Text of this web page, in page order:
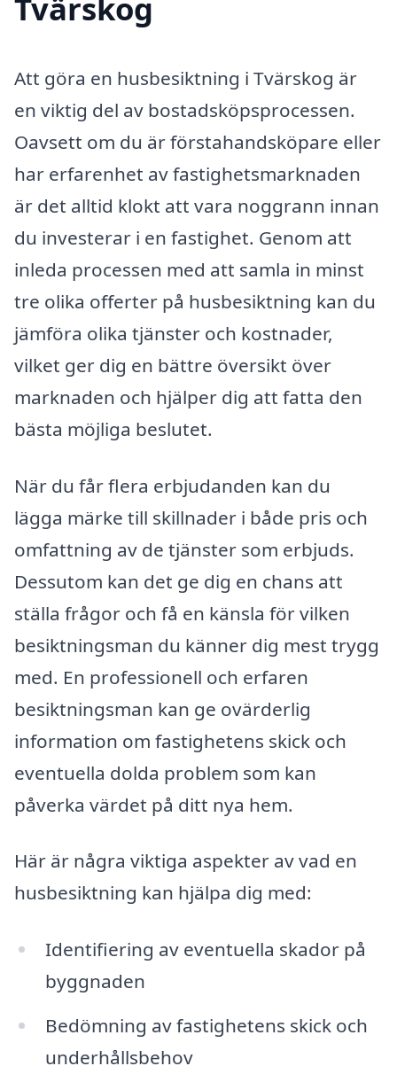
Tvärskog
Att göra en husbesiktning i Tvärskog är
en viktig del av bostadsköpsprocessen.
Oavsett om du är förstahandsköpare eller
har erfarenhet av fastighetsmarknaden
är det alltid klokt att vara noggrann innan
du investerar i en fastighet. Genom att
inleda processen med att samla in minst
tre olika offerter på husbesiktning kan du
jämföra olika tjänster och kostnader,
vilket ger dig en bättre översikt över
marknaden och hjälper dig att fatta den
bästa möjliga beslutet.
När du får flera erbjudanden kan du
lägga märke till skillnader i både pris och
omfattning av de tjänster som erbjuds.
Dessutom kan det ge dig en chans att
ställa frågor och få en känsla för vilken
besiktningsman du känner dig mest trygg
med. En professionell och erfaren
besiktningsman kan ge ovärderlig
information om fastighetens skick och
eventuella dolda problem som kan
påverka värdet på ditt nya hem.
Här är några viktiga aspekter av vad en
husbesiktning kan hjälpa dig med:
Identifiering av eventuella skador på
byggnaden
Bedömning av fastighetens skick och
underhållsbehov